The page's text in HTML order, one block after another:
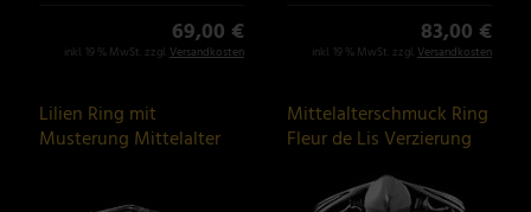
69,00 €
inkl. 19 % MwSt. zzgl. Versandkosten
83,00 €
inkl. 19 % MwSt. zzgl. Versandkosten
Lilien Ring mit
Musterung Mittelalter
Mittelalterschmuck Ring
Fleur de Lis Verzierung